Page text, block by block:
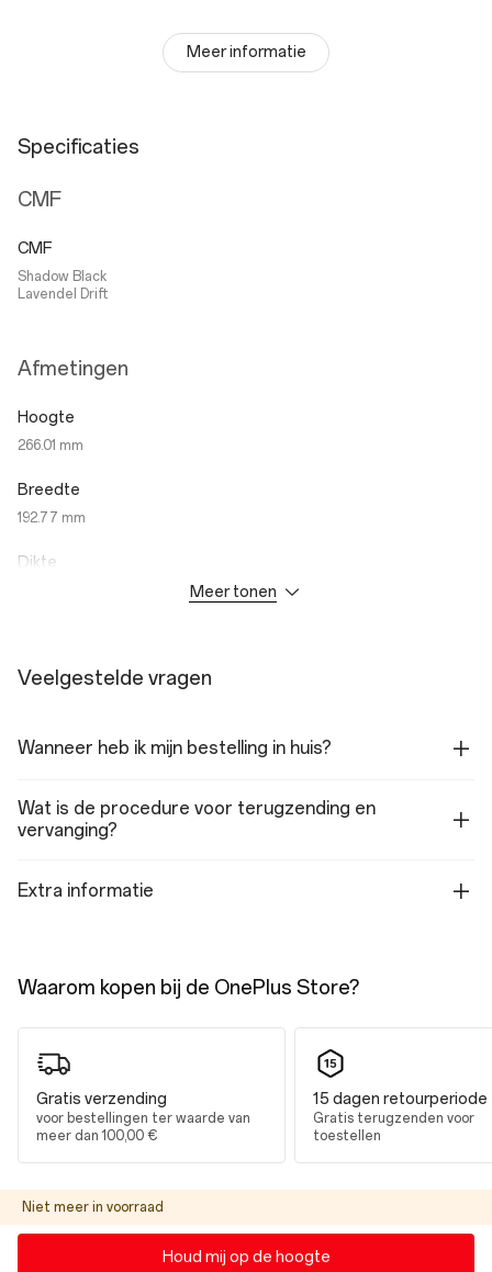
Meer informatie
Specificaties
CMF
CMF
Shadow Black
Lavendel Drift
Afmetingen
Hoogte
266.01 mm
Breedte
192.77 mm
Dikte
5G Variant: 599g
Prestaties
Platform
MediaTek Dimensity 7300-Ultra
128GB / 256GB (UFS 3.1)
Batterij en opladen
Capaciteit
10.050mAh (typisch) / 9800mAh (nominaal)
33W SUPERVOOC
Meer tonen
Veelgestelde vragen
Wanneer heb ik mijn bestelling in huis?
Wat is de procedure voor terugzending en
vervanging?
Extra informatie
Waarom kopen bij de OnePlus Store?
Gratis verzending
voor bestellingen ter waarde van
meer dan 100,00 €
15 dagen retourperiode
Gratis terugzenden voor
toestellen
Niet meer in voorraad
Houd mij op de hoogte